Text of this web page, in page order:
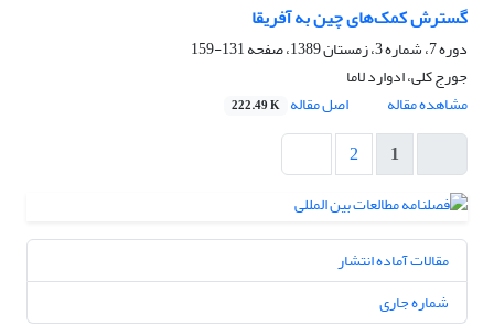
گسترش کمک‌های چین به آفریقا
دوره 7، شماره 3، زمستان 1389، صفحه
131-159
جورج کلی، ادوارد لاما
مشاهده مقاله
اصل مقاله 222.49 K
1
2
مقالات آماده انتشار
شماره جاری